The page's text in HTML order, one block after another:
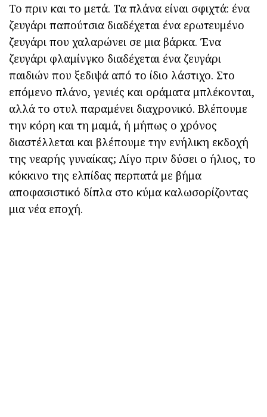
Το πριν και το μετά. Τα πλάνα είναι σφιχτά: ένα
ζευγάρι παπούτσια διαδέχεται ένα ερωτευμένο
ζευγάρι που χαλαρώνει σε μια βάρκα. Ένα
ζευγάρι φλαμίνγκο διαδέχεται ένα ζευγάρι
παιδιών που ξεδιψά από το ίδιο λάστιχο. Στο
επόμενο πλάνο, γενιές και οράματα μπλέκονται,
αλλά το στυλ παραμένει διαχρονικό. Βλέπουμε
την κόρη και τη μαμά, ή μήπως ο χρόνος
διαστέλλεται και βλέπουμε την ενήλικη εκδοχή
της νεαρής γυναίκας; Λίγο πριν δύσει ο ήλιος, το
κόκκινο της ελπίδας περπατά με βήμα
αποφασιστικό δίπλα στο κύμα καλωσορίζοντας
μια νέα εποχή.